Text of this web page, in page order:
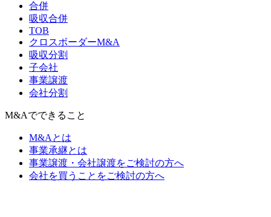
合併
吸収合併
TOB
クロスボーダーM&A
吸収分割
子会社
事業譲渡
会社分割
M&Aでできること
M&Aとは
事業承継とは
事業譲渡・会社譲渡をご検討の方へ
会社を買うことをご検討の方へ